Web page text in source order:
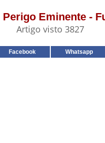
Perigo Eminente -
Artigo visto 3827
Facebook Whatsapp